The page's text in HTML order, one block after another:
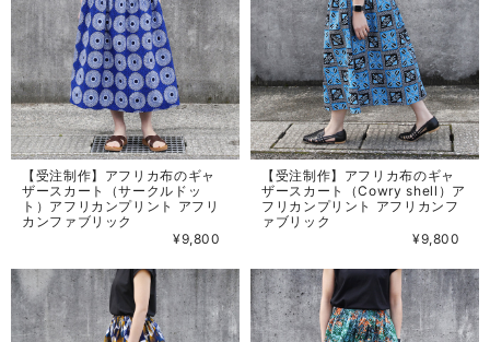
【受注制作】アフリカ布のギャ
ザースカート（サークルドッ
ト）アフリカンプリント アフリ
カンファブリック
¥9,800
【受注制作】アフリカ布のギャ
ザースカート（Cowry shell）ア
フリカンプリント アフリカンフ
ァブリック
¥9,800